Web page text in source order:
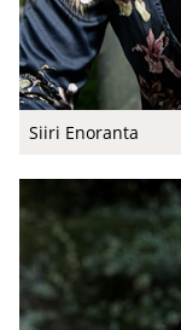
Siiri Eno­ran­ta